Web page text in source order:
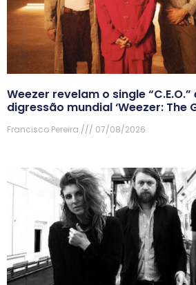
Weezer revelam o single
digressão mundial ‘Weezer: The
Francisco Pereira 07/08/2026